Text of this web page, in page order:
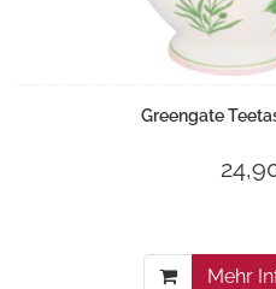
Greengate
Mehr